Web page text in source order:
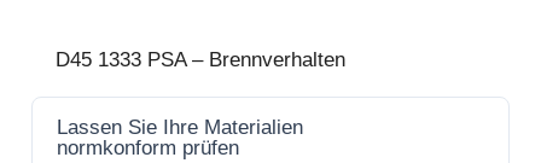
D45 1333 PSA – Brennverhalten
Lassen Sie Ihre Materialien
normkonform prüfen